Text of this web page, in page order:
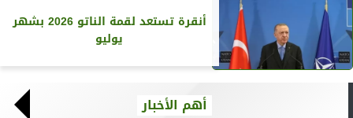
أنقرة تستعد لقمة الناتو 2026 بشهر
يوليو
أهم الأخبار